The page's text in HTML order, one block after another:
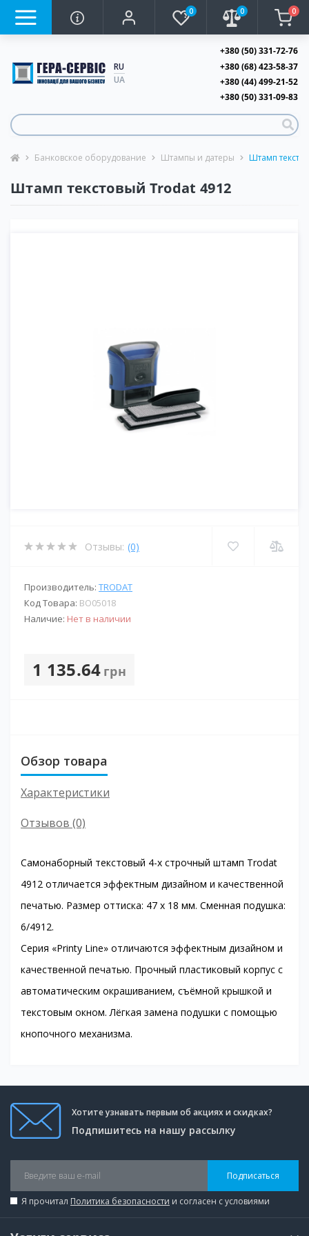
0 0 0
RU
UA
+380 (50) 331-72-76
+380 (68) 423-58-37
+380 (44) 499-21-52
+380 (50) 331-09-83
Банковское оборудование Штампы и датеры Штамп
Штамп текстовый Trodat 4912
Отзывы: (0)
Производитель: TRODAT
Код Товара: BО05018
Наличие: Нет в наличии
1 135.64 грн
Обзор товара
Характеристики
Отзывов (0)
Самонаборный текстовый 4-х строчный штамп Trodat
4912 отличается эффектным дизайном и качественной
печатью. Размер оттиска: 47 х 18 мм. Сменная подушка:
6/4912.
Серия «Printy Line» отличаются эффектным дизайном и
качественной печатью. Прочный пластиковый корпус с
автоматическим окрашиванием, съёмной крышкой и
текстовым окном. Лёгкая замена подушки с помощью
кнопочного механизма.
Хотите узнавать первым об акциях и скидках?
Подпишитесь на нашу рассылку
Подписаться
Я прочитал Политика безопасности и согласен с условиями